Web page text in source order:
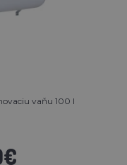
vaňu 100 l